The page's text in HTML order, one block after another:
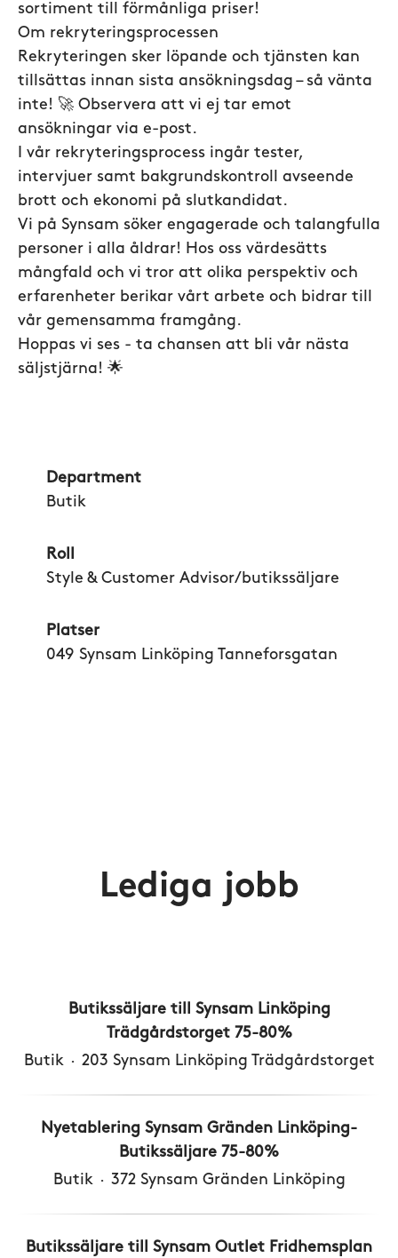
sortiment till förmånliga priser!
Om rekryteringsprocessen
Rekryteringen sker löpande och tjänsten kan
tillsättas innan sista ansökningsdag – så vänta
inte! 🚀 Observera att vi ej tar emot
ansökningar via e-post.
I vår rekryteringsprocess ingår tester,
intervjuer samt bakgrundskontroll avseende
brott och ekonomi på slutkandidat.
Vi på Synsam söker engagerade och talangfulla
personer i alla åldrar! Hos oss värdesätts
mångfald och vi tror att olika perspektiv och
erfarenheter berikar vårt arbete och bidrar till
vår gemensamma framgång.
Hoppas vi ses - ta chansen att bli vår nästa
säljstjärna! 🌟
Department
Butik
Roll
Style & Customer Advisor/butikssäljare
Platser
049 Synsam Linköping Tanneforsgatan
Lediga jobb
Butikssäljare till Synsam Linköping
Trädgårdstorget 75-80%
Butik · 203 Synsam Linköping Trädgårdstorget
Nyetablering Synsam Gränden Linköping-
Butikssäljare 75-80%
Butik · 372 Synsam Gränden Linköping
Butikssäljare till Synsam Outlet Fridhemsplan